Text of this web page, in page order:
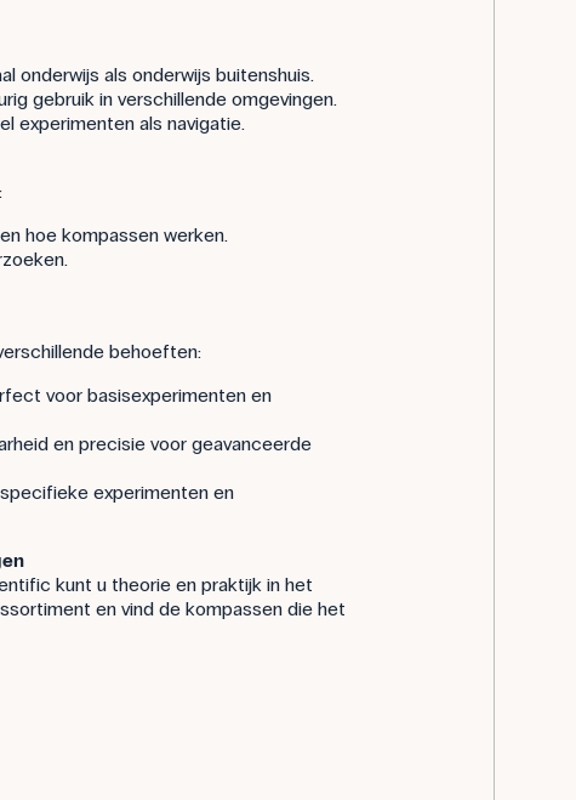
onderwijs als onderwijs buitenshuis.
gebruik in verschillende omgevingen.
experimenten als navigatie.
hoe kompassen werken.
behoeften:
voor basisexperimenten en
en precisie voor geavanceerde
experimenten en
kunt u theorie en praktijk in het
en vind de kompassen die het